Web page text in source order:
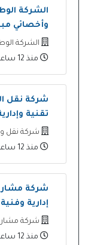
الشركة
وأخصائي
الشركة
منذ 12 ساعة
شركة نقل
تقنية
شركة نقل
منذ 12 ساعة
شركة
إدارية
شركة
منذ 12 ساعة